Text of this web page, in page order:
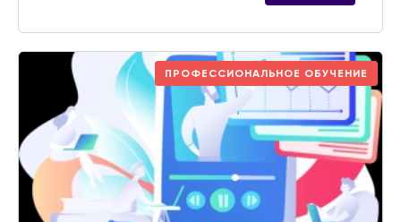
ПРОФЕССИОНАЛЬНОЕ ОБУЧЕНИЕ